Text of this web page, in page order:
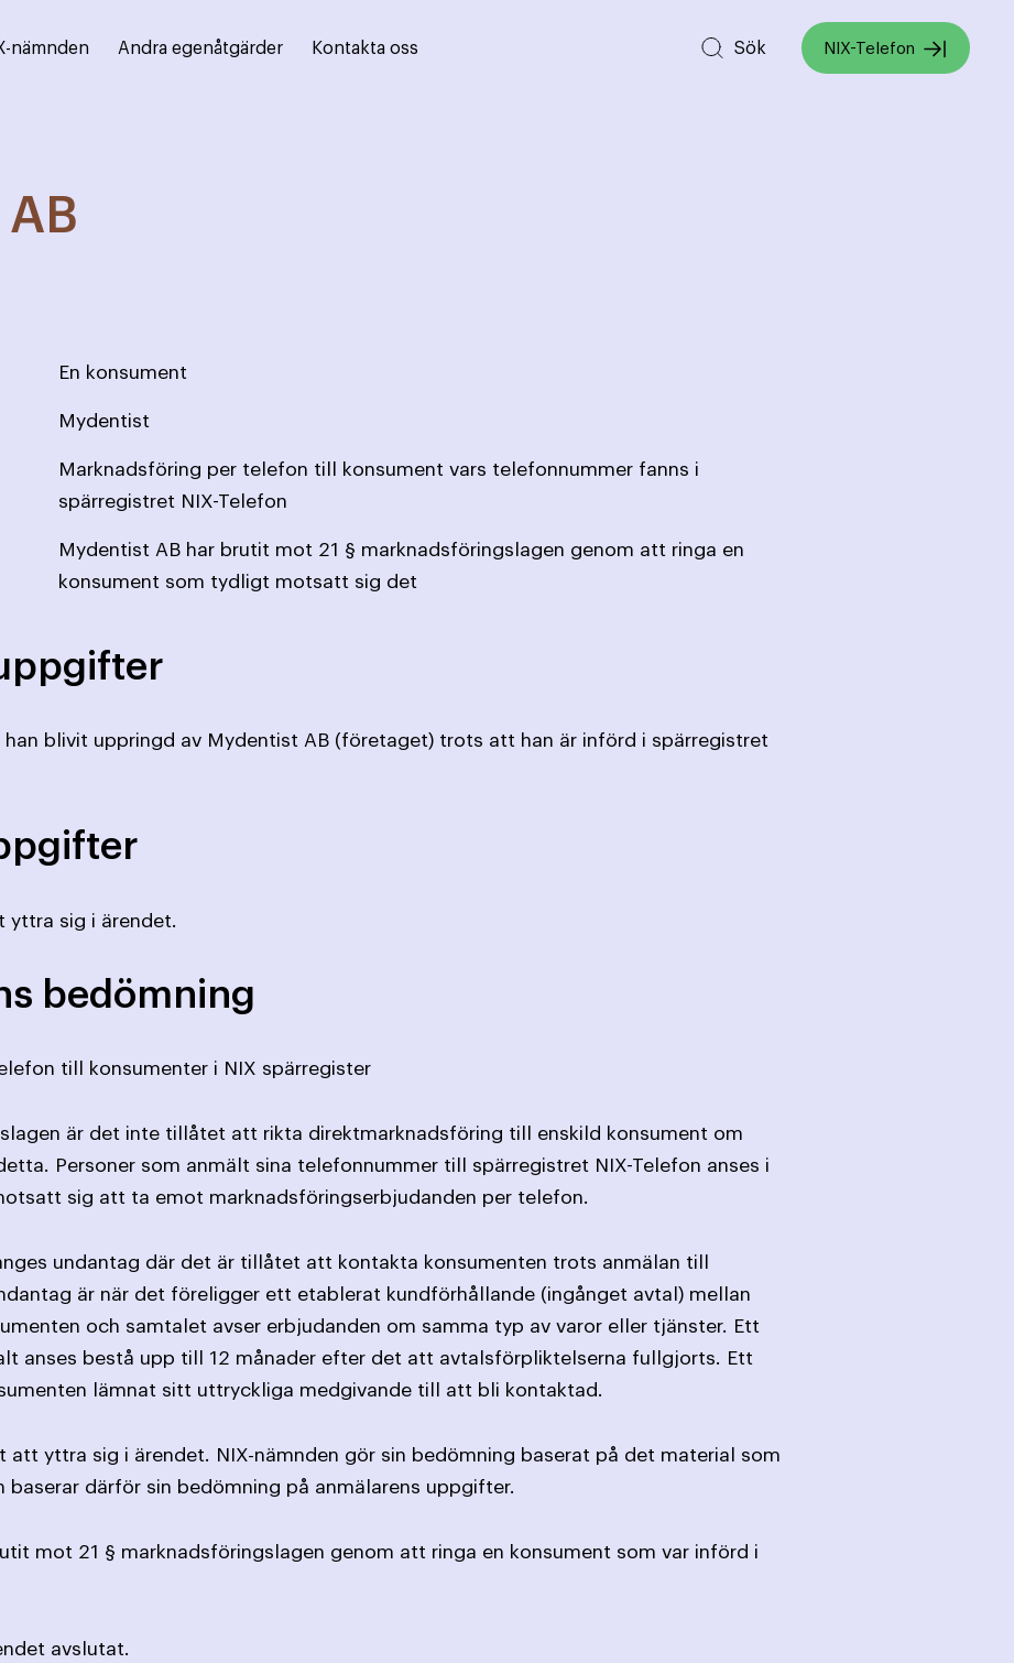
nämnden Andra egenåtgärder Kontakta oss Sök NIX-Telefon
En konsument
Mydentist
Marknadsföring per telefon till konsument vars telefonnummer fanns i
spärregistret NIX-Telefon
Mydentist AB har brutit mot 21 § marknadsföringslagen genom att ringa en
konsument som tydligt motsatt sig det
blivit uppringd av Mydentist AB (företaget) trots att han är införd i spärregistret
yttra sig i ärendet.
bedömning
till konsumenter i NIX spärregister
är det inte tillåtet att rikta direktmarknadsföring till enskild konsument om
Personer som anmält sina telefonnummer till spärregistret NIX-Telefon anses i
sig att ta emot marknads­föringserbjudanden per telefon.
undantag där det är tillåtet att kontakta konsumenten trots anmälan till
är när det föreligger ett etablerat kundförhållande (ingånget avtal) mellan
och samtalet avser erbjudanden om samma typ av varor eller tjänster. Ett
anses bestå upp till 12 månader efter det att avtalsförpliktelserna fullgjorts. Ett
lämnat sitt uttryckliga medgivande till att bli kontaktad.
att yttra sig i ärendet. NIX-nämnden gör sin bedömning baserat på det material som
baserar därför sin bedömning på anmälarens uppgifter.
mot 21 § marknadsföringslagen genom att ringa en konsument som var införd i
avslutat.